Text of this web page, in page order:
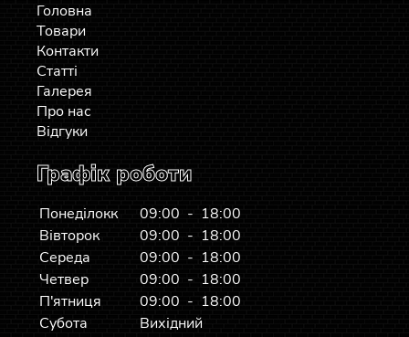
Головна
Товари
Контакти
Статті
Галерея
Про нас
Відгуки
Графік роботи
Понеділокк
09:00 - 18:00
Вівторок
09:00 - 18:00
Середа
09:00 - 18:00
Четвер
09:00 - 18:00
П'ятниця
09:00 - 18:00
Субота
Вихідний